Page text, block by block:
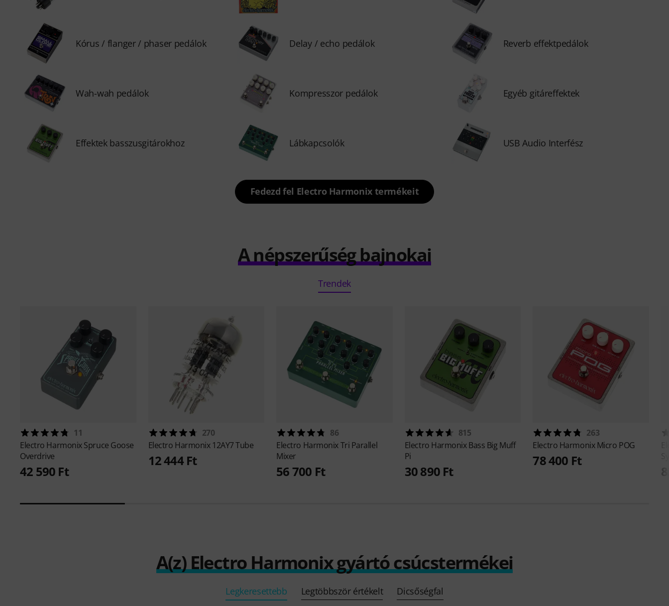
Kórus / flanger / phaser pedálok Delay / echo pedálok Reverb effektpedálok
Wah-wah pedálok Kompresszor pedálok Egyéb gitáreffektek
Effektek basszusgitárokhoz Lábkapcsolók USB Audio Interfész
Fedezd fel Electro Harmonix termékeit
A népszerűség bajnokai
Trendek
11
Electro HarmonixSpruce Goose
Overdrive
42 590 Ft
270
Electro Harmonix 12AY7 Tube
12 444 Ft
86
Electro HarmonixTri Parallel
Mixer
56 700 Ft
815
Electro HarmonixBass Big Muff
Pi
30 890 Ft
263
Electro HarmonixMicro POG
78 400 Ft
A(z) Electro Harmonix gyártó csúcstermékei
Legkeresettebb Legtöbbször értékelt Dicsőségfal